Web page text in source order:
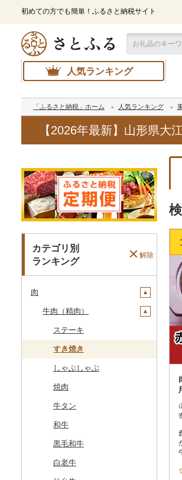
初めての方でも簡単！ふるさと納税サイト
人気ランキング
「ふるさと納税」ホーム 人気ランキング
【2026年最新】山形県大
カテゴリ別
ランキング
解除
肉
牛肉（精肉）
ステーキ
すき焼き
しゃぶしゃぶ
焼肉
牛タン
和牛
黒毛和牛
白老牛